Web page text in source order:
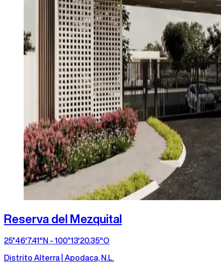
Reserva del Mezquital
25°46'7.41"N - 100°13'20.35"O
Distrito Alterra | Apodaca, N.L.